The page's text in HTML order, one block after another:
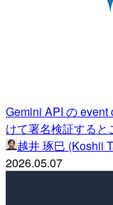
Gemini API の event
けて署名検証すると
越井 琢巳 (Koshii
2026.05.07